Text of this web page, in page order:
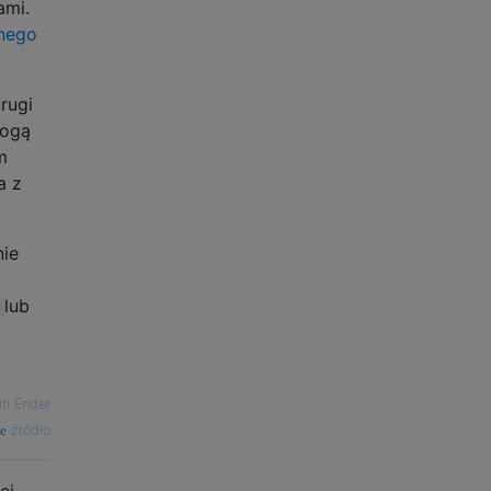
z
lub
Ender
źródło